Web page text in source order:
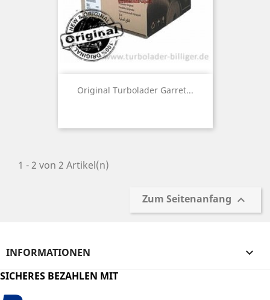
Original Turbolader Garret...
1 - 2 von 2 Artikel(n)
Zum Seitenanfang 
INFORMATIONEN 
SICHERES BEZAHLEN MIT